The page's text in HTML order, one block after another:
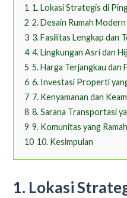
1 1. Lokasi Strategis di
2 2. Desain Rumah Modern
3 3. Fasilitas Lengkap dan
4 4. Lingkungan Asri dan
5 5. Harga Terjangkau dan
6 6. Investasi Properti
7 7. Kenyamanan dan
8 8. Sarana Transportasi
9 9. Komunitas yang
10 10. Kesimpulan
1. Lokasi